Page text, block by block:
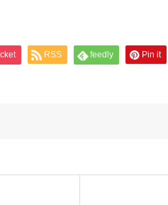
RSS feedly Pin it